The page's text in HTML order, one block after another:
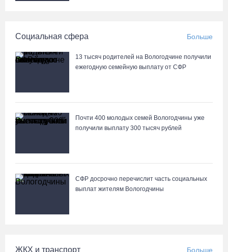
Социальная сфера Больше
13 тысяч родителей на Вологодчине получили
ежегодную семейную выплату от СФР
Почти 400 молодых семей Вологодчины уже
получили выплату 300 тысяч рублей
СФР досрочно перечислит часть социальных
выплат жителям Вологодчины
ЖКХ и транспорт Больше